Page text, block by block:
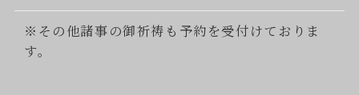
※その他諸事の御祈祷も予約を受付けておりま
す。